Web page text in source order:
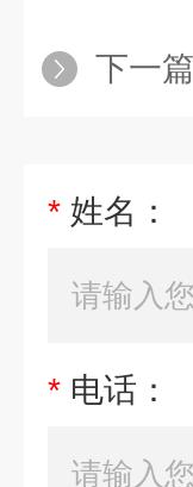
下一篇
* 姓名：
* 电话：